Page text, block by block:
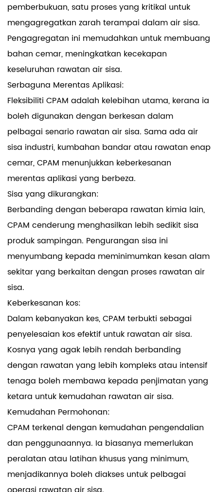
pemberbukuan, satu proses yang kritikal untuk
mengagregatkan zarah terampai dalam air sisa.
Pengagregatan ini memudahkan untuk membuang
bahan cemar, meningkatkan kecekapan
keseluruhan rawatan air sisa.
Serbaguna Merentas Aplikasi:
Fleksibiliti CPAM adalah kelebihan utama, kerana ia
boleh digunakan dengan berkesan dalam
pelbagai senario rawatan air sisa. Sama ada air
sisa industri, kumbahan bandar atau rawatan enap
cemar, CPAM menunjukkan keberkesanan
merentas aplikasi yang berbeza.
Sisa yang dikurangkan:
Berbanding dengan beberapa rawatan kimia lain,
CPAM cenderung menghasilkan lebih sedikit sisa
produk sampingan. Pengurangan sisa ini
menyumbang kepada meminimumkan kesan alam
sekitar yang berkaitan dengan proses rawatan air
sisa.
Keberkesanan kos:
Dalam kebanyakan kes, CPAM terbukti sebagai
penyelesaian kos efektif untuk rawatan air sisa.
Kosnya yang agak lebih rendah berbanding
dengan rawatan yang lebih kompleks atau intensif
tenaga boleh membawa kepada penjimatan yang
ketara untuk kemudahan rawatan air sisa.
Kemudahan Permohonan:
CPAM terkenal dengan kemudahan pengendalian
dan penggunaannya. Ia biasanya memerlukan
peralatan atau latihan khusus yang minimum,
menjadikannya boleh diakses untuk pelbagai